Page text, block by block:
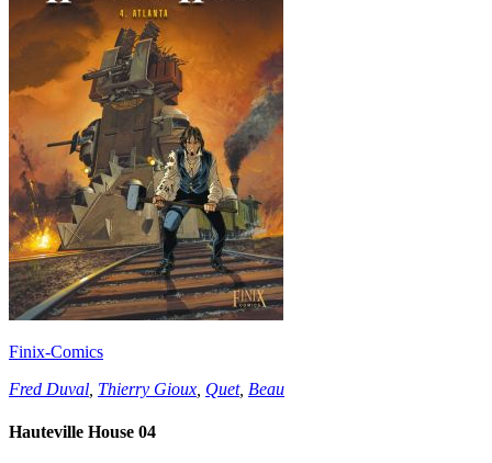
Finix-Comics
Fred Duval Thierry Gioux Quet, Beau
Hauteville House 04